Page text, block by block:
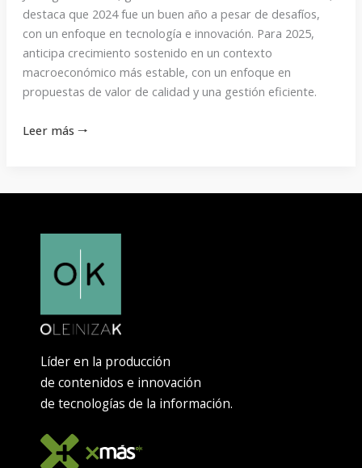
destaca que 2024 fue un buen año a pesar de desafíos,
con un enfoque en tecnología e innovación. Para 2025,
anticipa crecimiento sostenido en un contexto
macroeconómico más estable, con un enfoque en
propuestas de valor de calidad y una gestión eficiente.
Leer más 🠒
Líder en la producción
de contenidos e innovación
de tecnologías de la información.